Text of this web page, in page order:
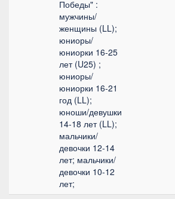
Победы" :
мужчины/
женщины (LL);
юниоры/
юниорки 16-25
лет (U25) ;
юниоры/
юниорки 16-21
год (LL);
юноши/девушки
14-18 лет (LL);
мальчики/
девочки 12-14
лет; мальчики/
девочки 10-12
лет;